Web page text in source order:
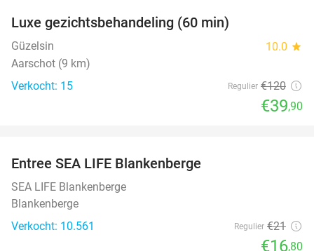
Luxe gezichtsbehandeling (60 min)
Güzelsin 10.0 star
Aarschot (9 km)
Verkocht: 15
Regulier €120
€39,90
Entree SEA LIFE Blankenberge
SEA LIFE Blankenberge
Blankenberge
Verkocht: 10.561
Regulier €21
€16,80